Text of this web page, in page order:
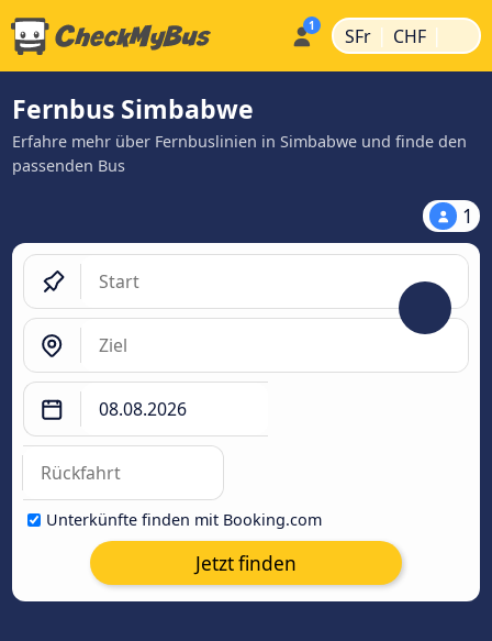
SFr | CHF |
Fernbus Simbabwe
Erfahre mehr über Fernbuslinien in Simbabwe und finde den
passenden Bus
1
Unterkünfte finden mit Booking.com
Jetzt finden